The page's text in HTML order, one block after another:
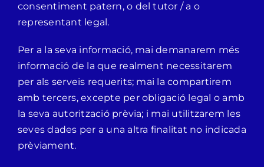
consentiment patern, o del tutor / a o
representant legal.
Per a la seva informació, mai demanarem més
informació de la que realment necessitarem
per als serveis requerits; mai la compartirem
amb tercers, excepte per obligació legal o amb
la seva autorització prèvia; i mai utilitzarem les
seves dades per a una altra finalitat no indicada
prèviament.